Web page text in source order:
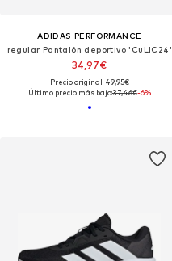
ADIDAS PERFORMANCE
regular Pantalón deportivo 'CuLIC24'
34,97€
Precio original: 49,95€
Último precio más bajo:37,46€-6%